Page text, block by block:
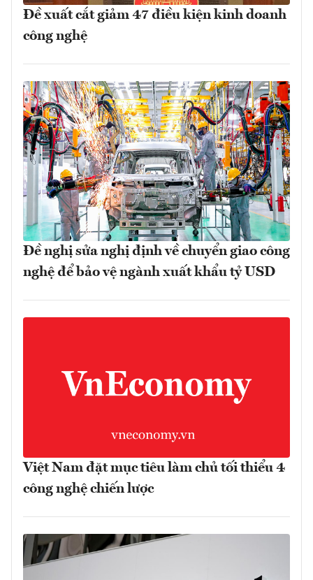
Đề xuất cắt giảm 47 điều kiện kinh doanh
công nghệ
Đề nghị sửa nghị định về chuyển giao công
nghệ để bảo vệ ngành xuất khẩu tỷ USD
Việt Nam đặt mục tiêu làm chủ tối thiểu 4
công nghệ chiến lược